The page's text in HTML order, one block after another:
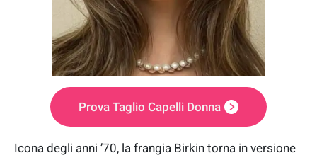
Prova Taglio Capelli Donna
Icona degli anni ’70, la frangia Birkin torna in versione